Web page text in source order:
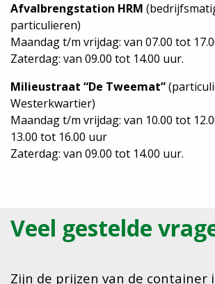
Afvalbrengstation HRM
particulieren)
Maandag t/m vrijdag: van 07.00 tot
Zaterdag: van 09.00 tot 14.00 uur.
Milieustraat “De Tweemat”
Westerkwartier)
Maandag t/m vrijdag: van 10.00 tot
13.00 tot 16.00 uur
Zaterdag: van 09.00 tot 14.00 uur.
Veel gestelde
Zijn de prijzen van de container